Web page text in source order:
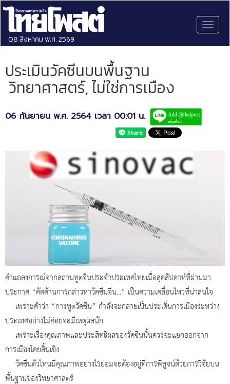
08 สิงหาคม พ.ศ. 2569
ประเมินวัคซีนบนพื้นฐาน
วิทยาศาสตร์, ไม่ใช่การเมือง
06 กันยายน พ.ศ. 2564 เวลา 00:01 น.
คำแถลงการณ์จากสถานทูตจีนประจำประเทศไทยเมื่อสุดสัปดาห์ที่ผ่านมา
ประกาศ “คัดค้านการกล่าวหาวัคซีนจีน...” เป็นความเคลื่อนไหวที่น่าสนใจ
เพราะคำว่า “การทูตวัคซีน” กำลังจะกลายเป็นประเด็นการเมืองระหว่าง
ประเทศอย่างไม่ค่อยจะมีเหตุผลนัก
เพราะเรื่องคุณภาพและประสิทธิผลของวัคซีนนั้นควรจะแยกออกจาก
การเมืองโดยสิ้นเชิง
วัคซีนตัวไหนมีคุณภาพอย่างไรย่อมจะต้องอยู่ที่การพิสูจน์ด้วยการวิจัยบน
พื้นฐานของวิทยาศาสตร์